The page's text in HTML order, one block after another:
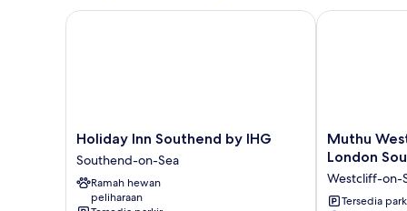
Holiday
Inn
Southend
by
IHG
Holiday Inn Southend by IHG
Southend-on-Sea
Ramah hewan
peliharaan
Holiday Inn Southend by IHG
Muthu
Westcliff
(Near
London
Muthu
London
Westcliff-on-
Tersedia
Muthu